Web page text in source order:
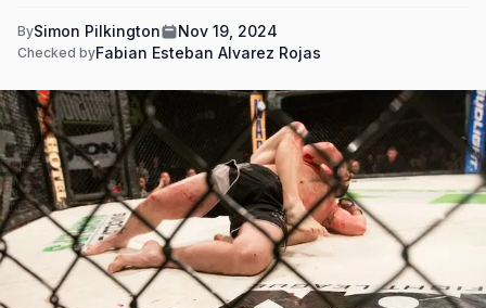
BySimon Pilkington Nov 19, 2024
Checked byFabian Esteban Alvarez Rojas